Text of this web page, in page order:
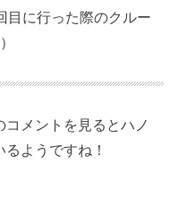
目に行った際のクルー
メントを見るとハノ
ようですね！